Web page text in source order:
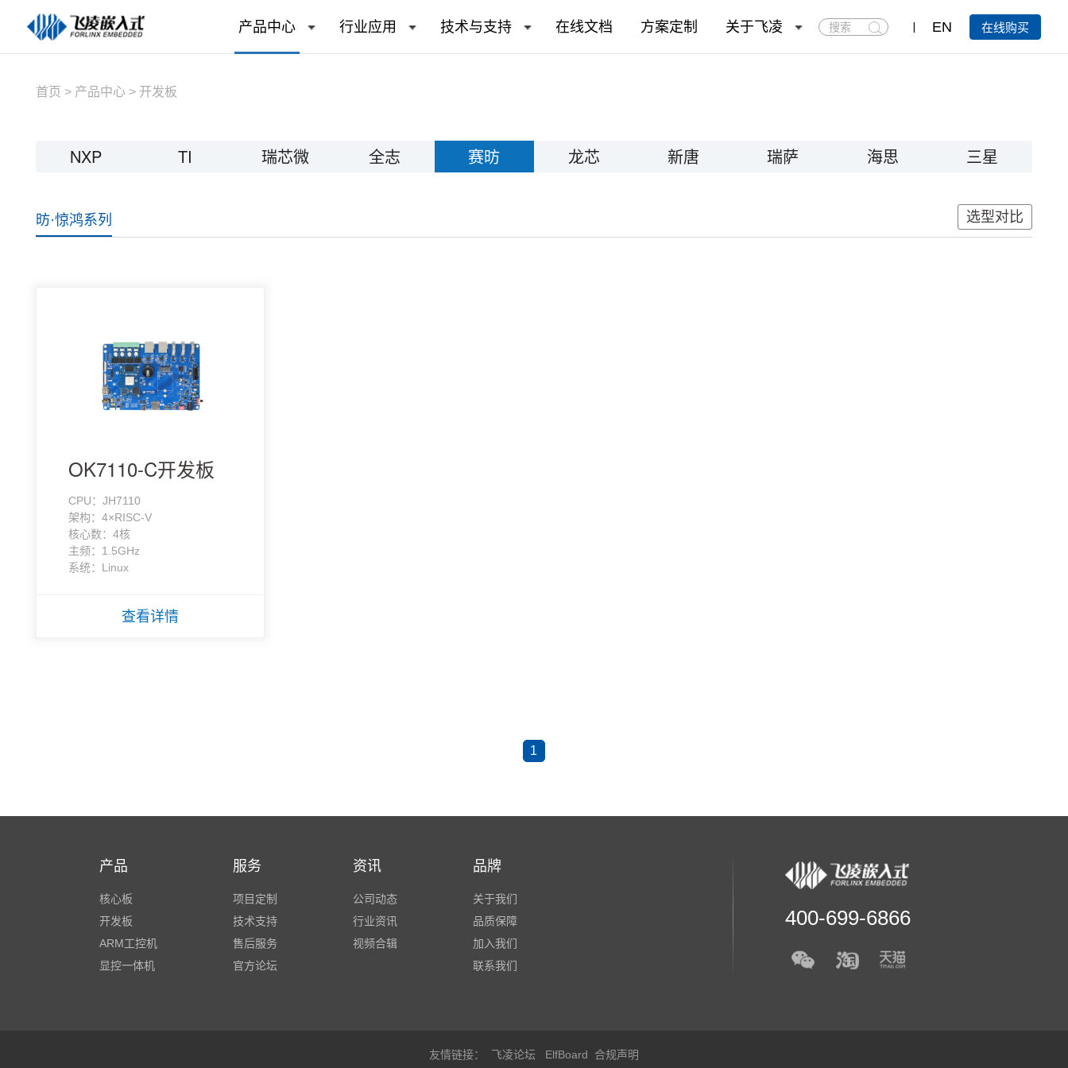
产品中心 行业应用 技术与支持 在线文档 方案定制 关于飞凌
搜
索
EN 在线购买
首页 > 产品中心 > 开发板
NXP TI 瑞芯微 全志 赛昉 龙芯 新唐 瑞萨 海思 三星
昉·惊鸿系列 选型对比
OK7110-C开发板
CPU：JH7110
架构：4×RISC-V
核心数：4核
主频：1.5GHz
系统：Linux
查看详情
1
产品
核心板
开发板
ARM工控机
显控一体机
服务
项目定制
技术支持
售后服务
官方论坛
资讯
公司动态
行业资讯
视频合辑
品牌
关于我们
品质保障
加入我们
联系我们
400-699-6866
友情链接： 飞凌论坛 ElfBoard 合规声明